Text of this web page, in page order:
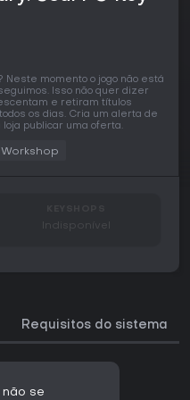
Neste momento o jogo não está
Isso não quer dizer
e retiram títulos
os dias. Cria um alerta de
publicar uma oferta.
Indisponível
Requisitos do sistema
se